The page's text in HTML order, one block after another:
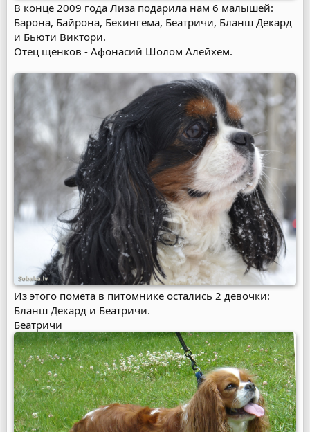
В конце 2009 года Лиза подарила нам 6 малышей:
Барона, Байрона, Бекингема, Беатричи, Бланш Декард
и Бьюти Виктори.
Отец щенков - Афонасий Шолом Алейхем.
Из этого помета в питомнике остались 2 девочки:
Бланш Декард и Беатричи.
Беатричи